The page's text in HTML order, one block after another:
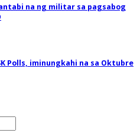
na ng militar sa pagsabog
Polls, iminungkahi na sa Oktubre